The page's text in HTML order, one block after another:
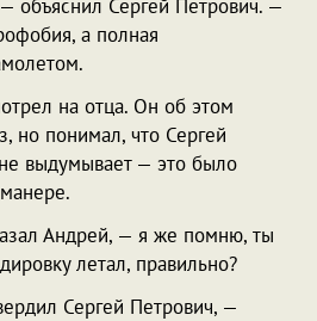
объяснил Сергей Петрович. —
а полная
на отца. Он об этом
но понимал, что Сергей
выдумывает — это было
Андрей, — я же помню, ты
летал, правильно?
Сергей Петрович, —